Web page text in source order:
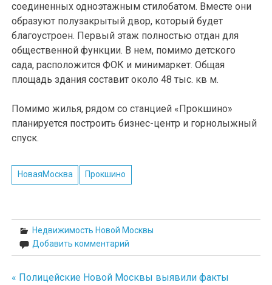
соединенных одноэтажным стилобатом. Вместе они
образуют полузакрытый двор, который будет
благоустроен. Первый этаж полностью отдан для
общественной функции. В нем, помимо детского
сада, расположится ФОК и минимаркет. Общая
площадь здания составит около 48 тыс. кв м.
Помимо жилья, рядом со станцией «Прокшино»
планируется построить бизнес-центр и горнолыжный
спуск.
НоваяМосква Прокшино
Недвижимость Новой Москвы
Добавить комментарий
Навигация
« Полицейские Новой Москвы выявили факты